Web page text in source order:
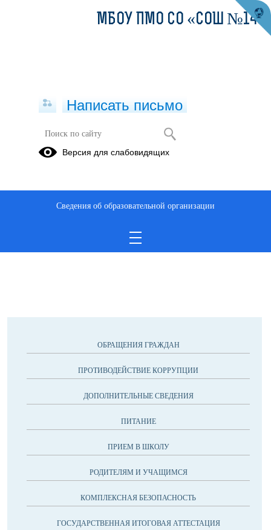
Публикации за 04.05.2026
Порядок действий при
угрозе БПЛА
ОБРАЩЕНИЯ ГРАЖДАН
ПРОТИВОДЕЙСТВИЕ КОРРУПЦИИ
ДОПОЛНИТЕЛЬНЫЕ СВЕДЕНИЯ
ПИТАНИЕ
ПРИЕМ В ШКОЛУ
РОДИТЕЛЯМ И УЧАЩИМСЯ
КОМПЛЕКСНАЯ БЕЗОПАСНОСТЬ
ГОСУДАРСТВЕННАЯ ИТОГОВАЯ АТТЕСТАЦИЯ
МБОУ ПМО СО «СОШ №14»
Написать письмо
Версия для слабовидящих
Сведения об образовательной организации